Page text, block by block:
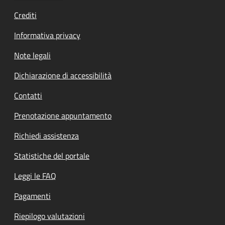
Crediti
Informativa privacy
Note legali
Dichiarazione di accessibilità
Contatti
Prenotazione appuntamento
Richiedi assistenza
Statistiche del portale
Leggi le FAQ
Pagamenti
Riepilogo valutazioni